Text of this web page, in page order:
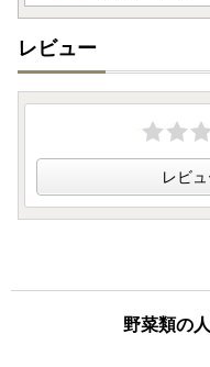
レビュー
レビ
野菜類の